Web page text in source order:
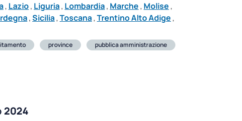
, Lazio, Liguria, Lombardia, Marche , Molise ,
,Sicilia,Toscana,Trentino Alto Adige ,
province
pubblica amministrazione
2024